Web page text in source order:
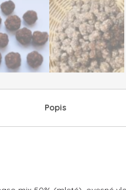
Popis